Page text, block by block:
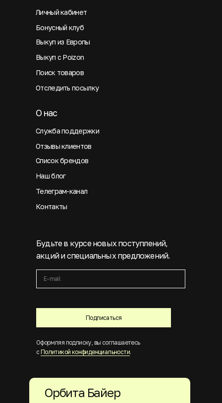
Подписаться
Будьте в курсе новых поступлений,
акций и специальных предложений.
Оформляя подписку, вы соглашаетесь
с Политикой конфиденциальности.
Личный кабинет
Бонусный клуб
Выкуп из Европы
Выкуп с Poizon
Поиск товаров
Отследить посылку
Служба поддержки
О нас
Отзывы клиентов
Список брендов
Наш блог
Телеграм-канал
Контакты
Орбита Байер